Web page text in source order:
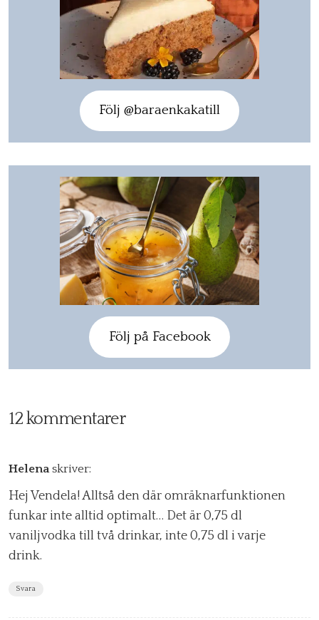
Följ @baraenkakatill
Följ på Facebook
12 kommentarer
Helena skriver:
Hej Vendela! Alltså den där omräknarfunktionen
funkar inte alltid optimalt… Det är 0,75 dl
vaniljvodka till två drinkar, inte 0,75 dl i varje
drink.
Svara